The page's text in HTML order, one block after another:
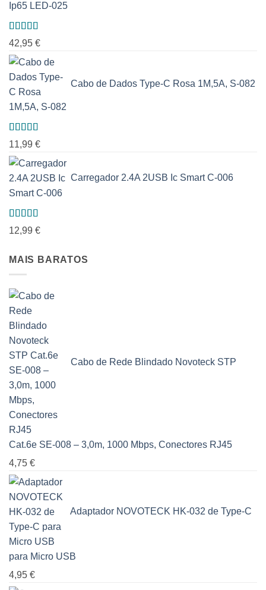
Ip65 LED-025
Avaliação
5.00de 5
42,95 €
Cabo de Dados Type-C Rosa 1M,5A, S-082
Avaliação
5.00de 5
11,99 €
Carregador 2.4A 2USB Ic Smart C-006
Avaliação
5.00de 5
12,99 €
MAIS BARATOS
Cabo de Rede Blindado Novoteck STP
Cat.6e SE-008 – 3,0m, 1000 Mbps, Conectores RJ45
4,75 €
Adaptador NOVOTECK HK-032 de Type-C
para Micro USB
4,95 €